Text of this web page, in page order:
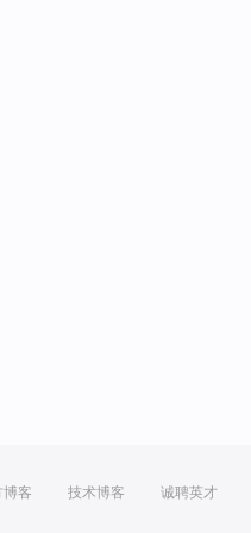
博客 技术博客 诚聘英才